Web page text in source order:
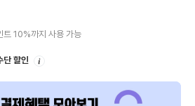
트 10%까지 사용 가능
단 할인